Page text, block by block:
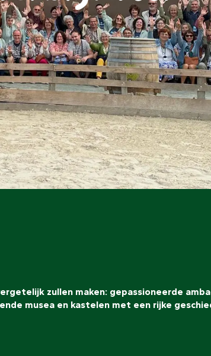
zullen maken: gepassioneerde
musea en kastelen met een rijke